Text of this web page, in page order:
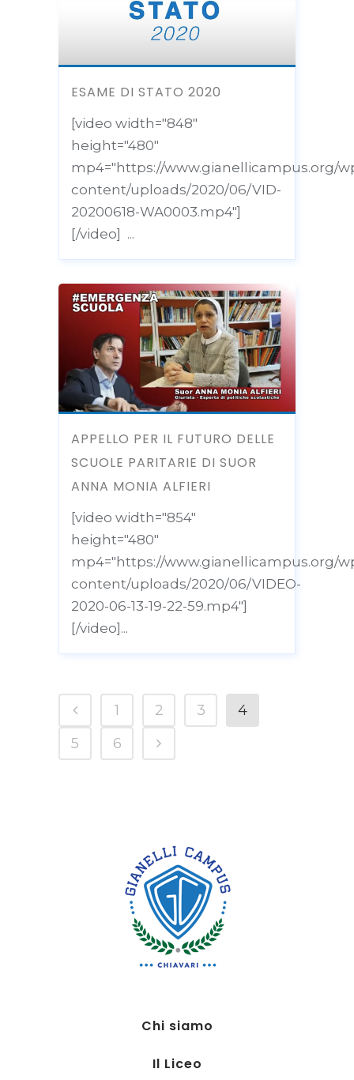
ESAME DI STATO 2020
[video width="848"
height="480"
mp4="https://www.gianellicampus.org/
content/uploads/2020/06/VID-
20200618-WA0003.mp4"]
[/video] ...
APPELLO PER IL FUTURO DELLE
SCUOLE PARITARIE DI SUOR
ANNA MONIA ALFIERI
[video width="854"
height="480"
mp4="https://www.gianellicampus.org/
content/uploads/2020/06/VIDEO-
2020-06-13-19-22-59.mp4"]
[/video]...
1 2 3
4
5
6
Chi siamo
Il Liceo